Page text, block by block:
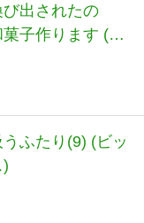
出されたの
子作ります (4)
ふたり(9) (ビッ